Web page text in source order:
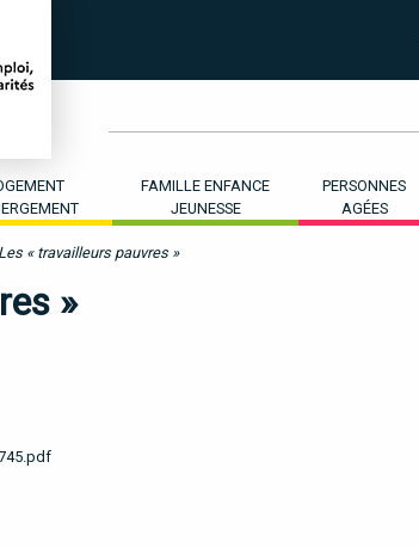
FAMILLE ENFANCE
JEUNESSE
PERSONNES
AGÉES
Les « travailleurs pauvres »
»